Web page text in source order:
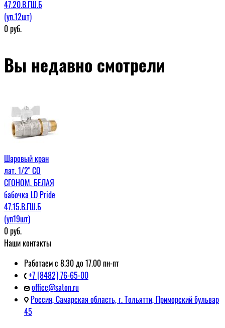
47.20.В.ГШ.Б
(уп.12шт)
0руб.
Вы недавно смотрели
Шаровый кран
лат. 1/2" СО
СГОНОМ, БЕЛАЯ
бабочка LD Pride
47.15.В.ГШ.Б
(уп19шт)
0руб.
Наши контакты
Работаем с 8.30 до 17.00 пн-пт
+7 [8482] 76-65-00
office@saton.ru
Россия, Самарская область, г. Тольятти, Приморский бульвар
45